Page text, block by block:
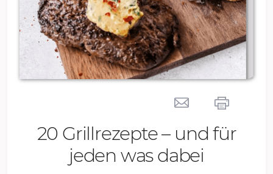
20 Grillrezepte – und für
jeden was dabei